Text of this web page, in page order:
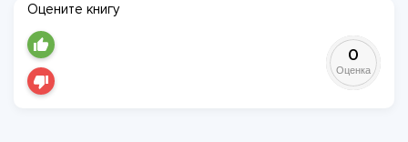
Оцените книгу
0
Оценка